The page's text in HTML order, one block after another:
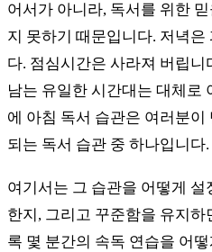
어서가 아니라, 독서를 위한
지 못하기 때문입니다. 저녁은
다. 점심시간은 사라져 버립
남는 유일한 시간대는 대체로
에 아침 독서 습관은 여러분
되는 독서 습관 중 하나입니다.
여기서는 그 습관을 어떻게
한지, 그리고 꾸준함을 유지
록 몇 분간의 속독 연습을 어